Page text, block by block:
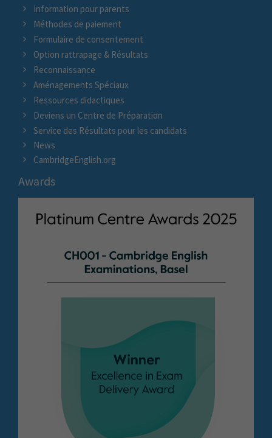
Information pour parents
Méthodes de paiement
Formulaire de consentement
Option rattrapage & Résultats
Reconnaissance
Aménagements Spéciaux
Ressources didactiques
Deviens un Centre de Préparation
Service des Résultats pour les candidats
News
CambridgeEnglish.org
Awards